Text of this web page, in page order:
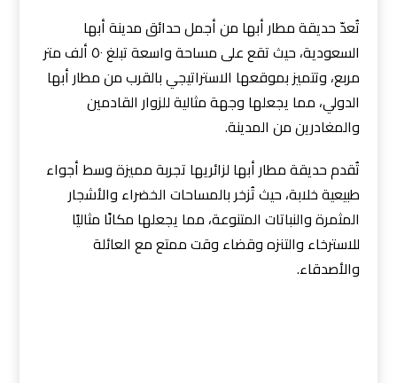
تُعدّ حديقة مطار أبها من أجمل حدائق مدينة أبها
السعودية، حيث تقع على مساحة واسعة تبلغ ٥٠ ألف متر
مربع، وتتميز بموقعها الاستراتيجي بالقرب من مطار أبها
الدولي، مما يجعلها وجهة مثالية للزوار القادمين
والمغادرين من المدينة.
تُقدم حديقة مطار أبها لزائريها تجربة مميزة وسط أجواء
طبيعية خلابة، حيث تُزخر بالمساحات الخضراء والأشجار
المثمرة والنباتات المتنوعة، مما يجعلها مكانًا مثاليًا
للاسترخاء والتنزه وقضاء وقت ممتع مع العائلة
والأصدقاء.